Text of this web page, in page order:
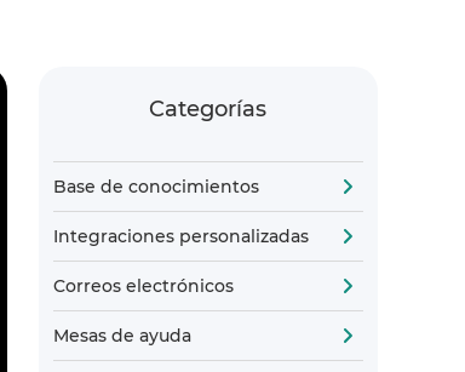
Categorías
Base de conocimientos
Integraciones personalizadas
Correos electrónicos
Mesas de ayuda